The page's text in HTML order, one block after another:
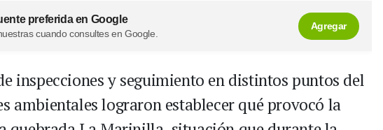
preferida en Google
cuando consultes en Google.
Agregar
inspecciones y seguimiento en distintos puntos del
ambientales lograron establecer qué provocó la